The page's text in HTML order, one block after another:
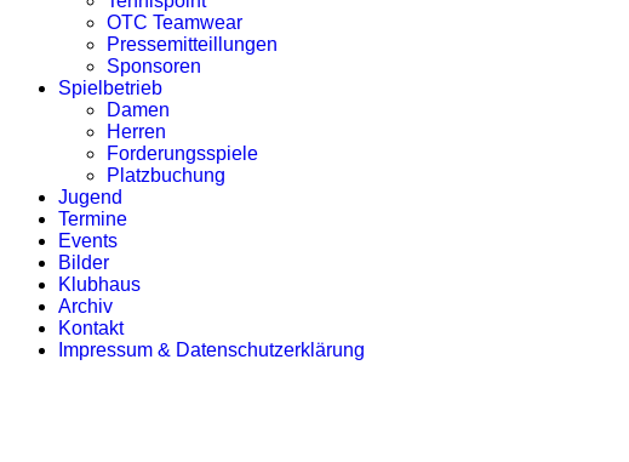
OTC Teamwear
Pressemitteillungen
Sponsoren
Spielbetrieb
Damen
Herren
Forderungsspiele
Platzbuchung
Jugend
Termine
Events
Bilder
Klubhaus
Archiv
Kontakt
Impressum & Datenschutzerklärung